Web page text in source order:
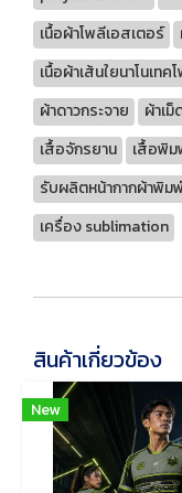
เนื้อผ้าโพลีเอสเตอร์
เนื้อผ้าเส้นใยนาโนเท
ผ้าดาวกระจาย
ผ้าเม็
เสื้อจักรยาน
เสื้อพิ
รับผลิตหน้ากากผ้าพิม
เครื่อง sublimation
สินค้าเกี่ยวข้อง
New